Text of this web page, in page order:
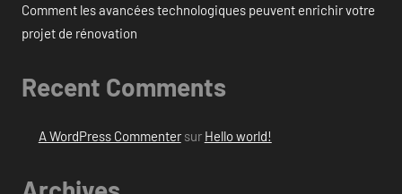
Comment les avancées technologiques peuvent enrichir votre
projet de rénovation
Recent Comments
A WordPress Commentersur Hello world!